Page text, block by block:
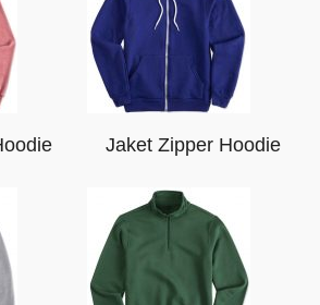
Jaket Zipper Hoodie